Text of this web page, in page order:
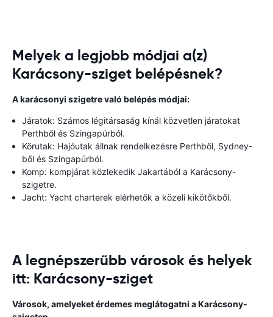
Melyek a legjobb módjai a(z)
Karácsony-sziget belépésnek?
A karácsonyi szigetre való belépés módjai:
Járatok: Számos légitársaság kínál közvetlen járatokat
Perthből és Szingapúrból.
Körutak: Hajóutak állnak rendelkezésre Perthből, Sydney-
ből és Szingapúrból.
Komp: kompjárat közlekedik Jakartából a Karácsony-
szigetre.
Jacht: Yacht charterek elérhetők a közeli kikötőkből.
A legnépszerűbb városok és helyek
itt: Karácsony-sziget
Városok, amelyeket érdemes meglátogatni a Karácsony-